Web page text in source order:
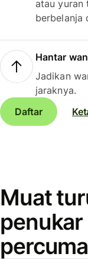
atau yuran
berbelanja
Hantar
Jadikan
jaraknya.
Daftar
Muat